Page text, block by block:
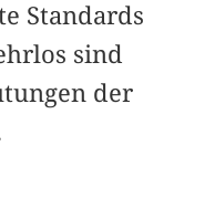
Standards
sind
der